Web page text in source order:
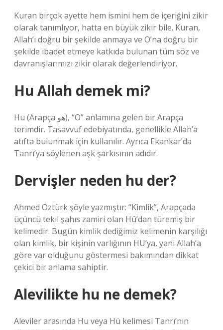
Kuran birçok ayette hem ismini hem de içeriğini zikir
olarak tanımlıyor, hatta en büyük zikir bile. Kuran,
Allah’ı doğru bir şekilde anmaya ve O’na doğru bir
şekilde ibadet etmeye katkıda bulunan tüm söz ve
davranışlarımızı zikir olarak değerlendiriyor.
Hu Allah demek mi?
Hu (Arapça هو), “O” anlamına gelen bir Arapça
terimdir. Tasavvuf edebiyatında, genellikle Allah’a
atıfta bulunmak için kullanılır. Ayrıca Ekankar’da
Tanrı’ya söylenen aşk şarkısının adıdır.
Dervişler neden hu der?
Ahmed Öztürk şöyle yazmıştır: “Kimlik”, Arapçada
üçüncü tekil şahıs zamiri olan Hû’dan türemiş bir
kelimedir. Bugün kimlik dediğimiz kelimenin karşılığı
olan kimlik, bir kişinin varlığının HU’ya, yani Allah’a
göre var olduğunu göstermesi bakımından dikkat
çekici bir anlama sahiptir.
Alevilikte hu ne demek?
Aleviler arasında Hu veya Hü kelimesi Tanrı’nın